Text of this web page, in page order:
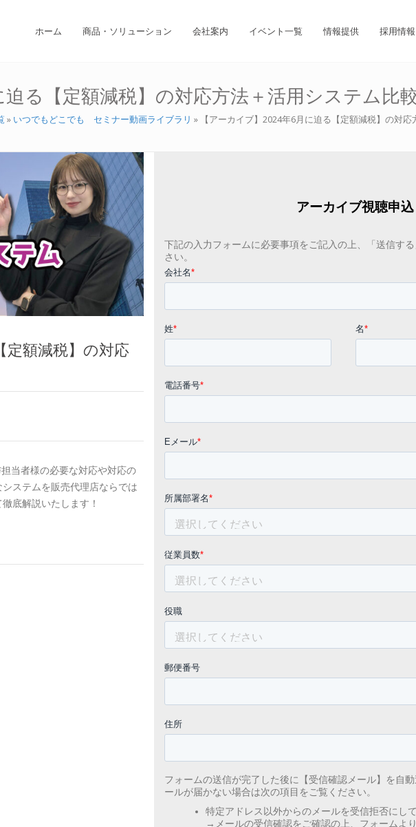
ホーム 商品・ソリューション 会社案内 イベント一覧 情報提供 採用情報
る【定額減税】の対応方法＋活用システム比
» いつでもどこでも セミナー動画ライブラリ » 【アーカイブ】2024年6月に迫る【定額減税】の対
額減税】の対応
当者様の必要な対応や対応の
ステムを販売代理店ならでは
底解説いたします！
アーカイブ視聴申込